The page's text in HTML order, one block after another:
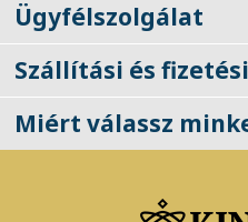
Ügyfélszolgálat
Szállítási és
Miért válassz